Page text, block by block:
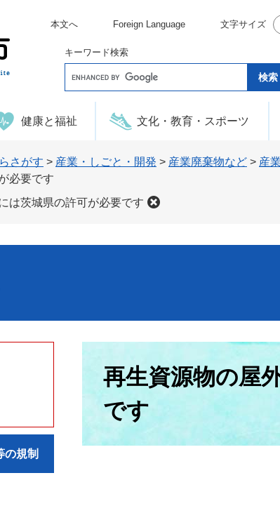
本文へ Foreign Language 文字サイズ
キーワード検索
o
e
タ
ム
健康と福祉 文化・教育・スポーツ
さがす > 産業・しごと・開発 > 産業廃棄物など > 産
必要です
は茨城県の許可が必要です
再生資源物の屋
です
の規制